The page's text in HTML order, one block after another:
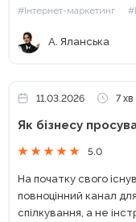
#Інтернет-маркетинг
А. Яланська
11.03.2026 7 хв
Як бізнесу
5.0
На початку свого
повноцінний канал
спілкування, а не